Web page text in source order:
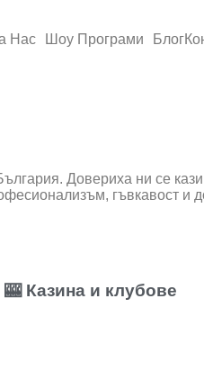
Нас Шоу Програми Блог
Довериха ни се
гъвкавост и
🎰 Казина и клубове